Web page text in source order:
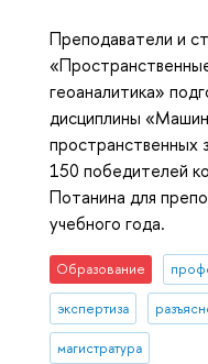
Преподаватели и
геоаналитика»
дисциплины
пространственных
150 победителей
Потанина для
учебного года.
Образование
экспертиза
магистратура